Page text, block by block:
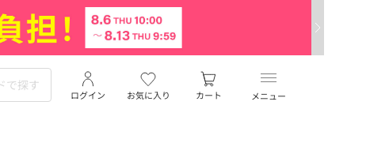
メニュー
お気に入り
ログイン カート